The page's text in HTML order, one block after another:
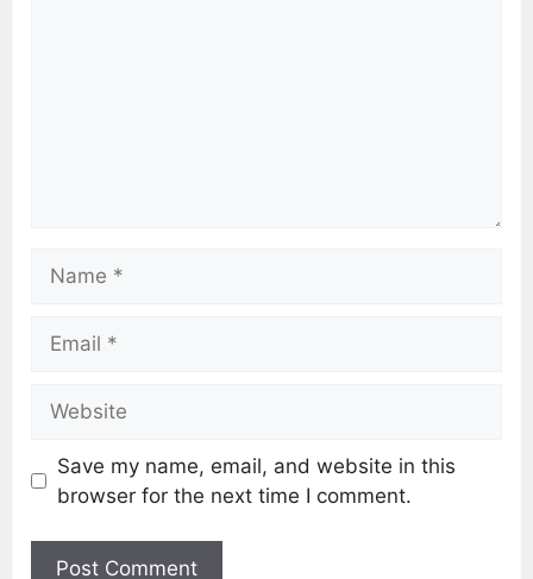
Save my name, email, and website in this
browser for the next time I comment.